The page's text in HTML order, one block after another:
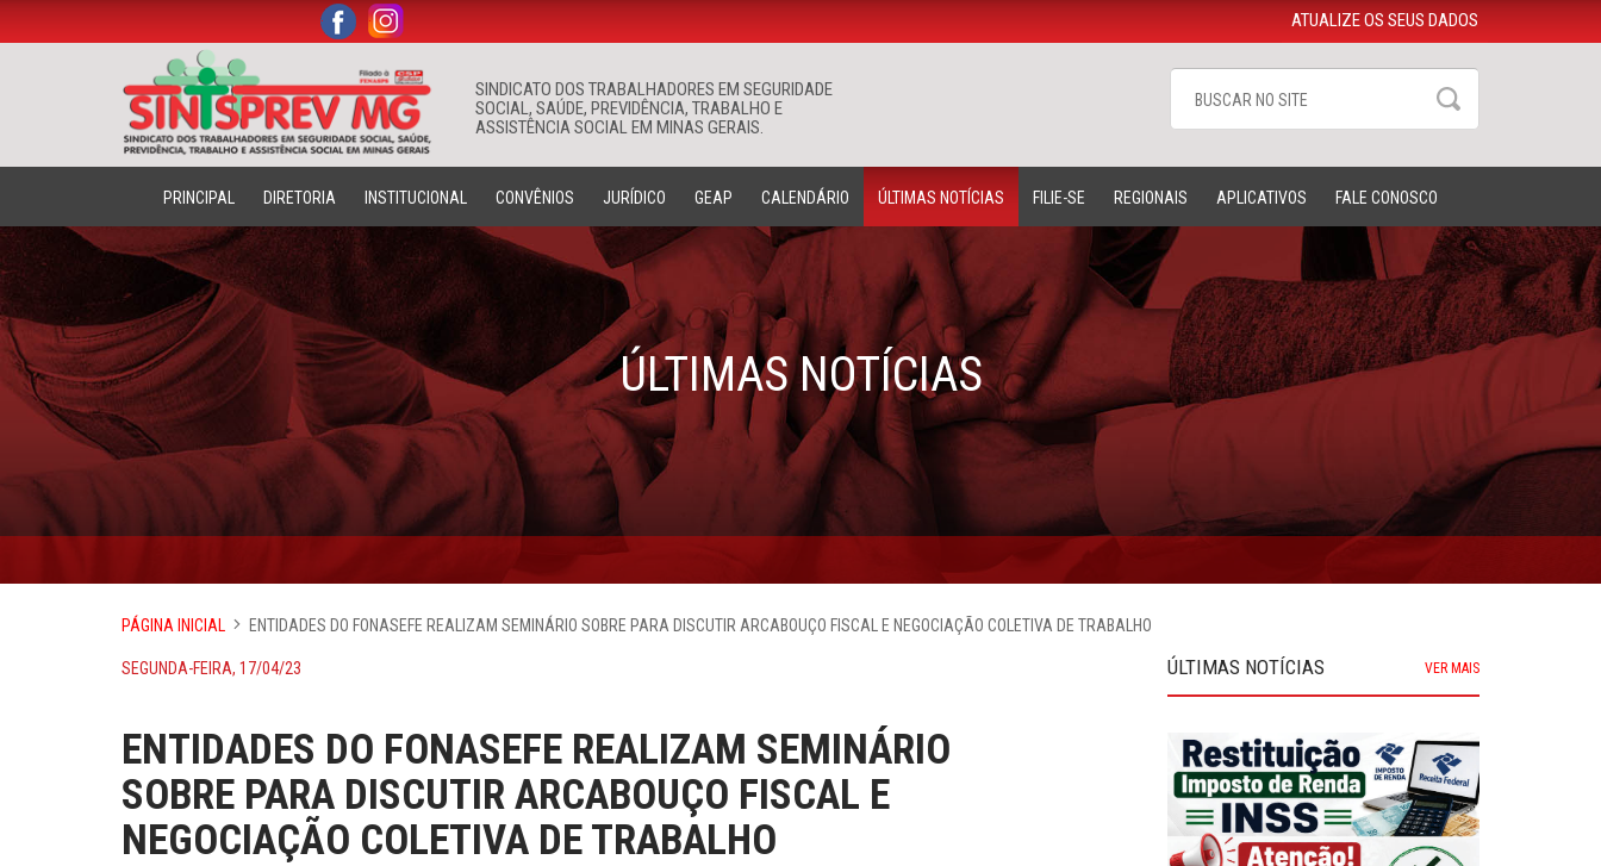
SINDICATO DOS TRABALHADORES EM SEGURIDADE
SOCIAL, SAÚDE, PREVIDÊNCIA, TRABALHO E
ASSISTÊNCIA SOCIAL EM MINAS GERAIS.
Buscar
. . ATUALIZE OS SEUS DADOS
PRINCIPAL DIRETORIA INSTITUCIONAL CONVÊNIOS JURÍDICO GEAP CALENDÁRIO ÚLTIMAS NOTÍCIAS FILIE-SE REGIONAIS APLICATIVOS FALE CONOSCO
ÚLTIMAS NOTÍCIAS
PÁGINA INICIAL ENTIDADES DO FONASEFE REALIZAM SEMINÁRIO SOBRE PARA DISCUTIR ARCABOUÇO FISCAL E NEGOCIAÇÃO COLETIVA DE TRABALHO
SEGUNDA-FEIRA, 17/04/23
ENTIDADES DO FONASEFE REALIZAM SEMINÁRIO
SOBRE PARA DISCUTIR ARCABOUÇO FISCAL E
NEGOCIAÇÃO COLETIVA DE TRABALHO
ÚLTIMAS NOTÍCIAS VER MAIS